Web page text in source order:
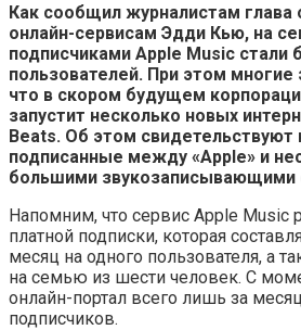
Как сообщил журналистам глава
онлайн-сервисам Эдди Кью, на
подписчиками Apple Music стали
пользователей. При этом
что в скором будущем
запустит несколько новых
Beats. Об этом свидетельствуют
подписанные между «Apple» и
большими звукозаписывающими
Напомним, что сервис Apple Music
платной подписки, которая
месяц на одного пользователя, а
на семью из шести человек. С
онлайн-портал всего лишь за
подписчиков.